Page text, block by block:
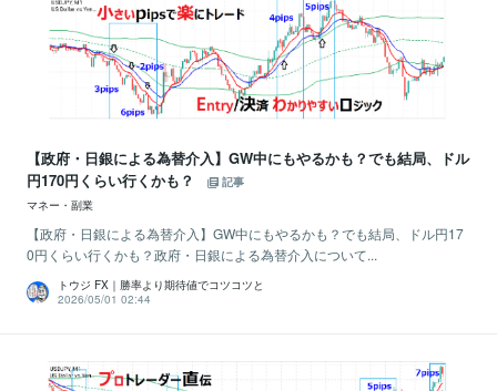
【政府・日銀による為替介入】GW中にもやるかも？でも結局、ドル
円170円くらい行くかも？
記事
マネー・副業
【政府・日銀による為替介入】GW中にもやるかも？でも結局、ドル円17
0円くらい行くかも？政府・日銀による為替介入について...
トウジ FX｜勝率より期待値でコツコツと
2026/05/01 02:44